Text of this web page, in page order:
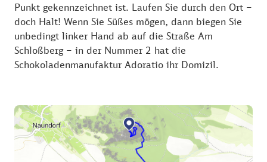
Punkt gekennzeichnet ist. Laufen Sie durch den Ort –
doch Halt! Wenn Sie Süßes mögen, dann biegen Sie
unbedingt linker Hand ab auf die Straße Am
Schloßberg – in der Nummer 2 hat die
Schokoladenmanufaktur Adoratio ihr Domizil.